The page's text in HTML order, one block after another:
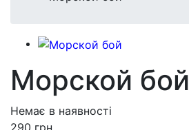
Морской бой
Немає в наявності
290 грн